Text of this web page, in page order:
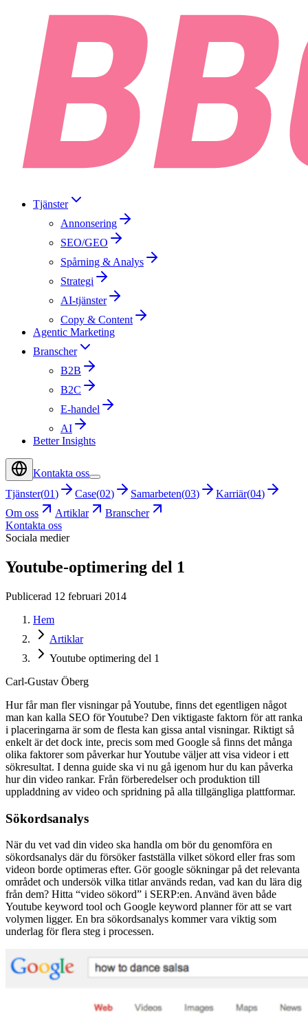
Tjänster
Annonsering
SEO/GEO
Spårning & Analys
Strategi
AI-tjänster
Copy & Content
Agentic Marketing
Branscher
B2B
B2C
E-handel
AI
Better Insights
Kontakta oss
Tjänster(01) Case(02) Samarbeten(03) Karriär(04)
Om oss
Artiklar
Branscher
Kontakta oss
Sociala medier
Youtube-optimering del 1
Publicerad 12 februari 2014
Hem
Artiklar
Youtube optimering del 1
Carl-Gustav Öberg
Hur får man fler visningar på Youtube, finns det egentligen något
man kan kalla SEO för Youtube? Den viktigaste faktorn för att ranka
i placeringarna är som de flesta kan gissa antal visningar. Riktigt så
enkelt är det dock inte, precis som med Google så finns det många
olika faktorer som påverkar hur Youtube väljer att visa videor i ett
sökresultat. I denna guide ska vi nu gå igenom hur du kan påverka
hur din video rankar. Från förberedelser och produktion till
uppladdning av video och spridning på alla tillgängliga plattformar.
Sökordsanalys
När du vet vad din video ska handla om bör du genomföra en
sökordsanalys där du försöker fastställa vilket sökord eller fras som
videon borde optimeras efter. Gör google sökningar på det relevanta
området och undersök vilka titlar används redan, vad kan du lära dig
från dem? Hitta “video sökord” i SERP:en. Använd även både
Youtube keyword tool och Google keyword planner för att se vart
volymen ligger. En bra sökordsanalys kommer vara viktig som
underlag för flera steg i processen.